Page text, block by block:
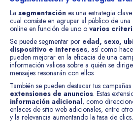
La segmentación es una estrategia
cual consiste en agrupar al público de
online en función de uno o varios
Se puede segmentar por edad, sexo,
dispositivo e intereses, así como
pueden mejorar en la eficacia de una
información valiosa sobre a quién se
mensajes resonarán con ellos
También se pueden destacar tus
extensiones de anuncios. Estas
información adicional, como
enlaces de sitio web adicionales, entre
y la relevancia aumentando la tasa de clics.